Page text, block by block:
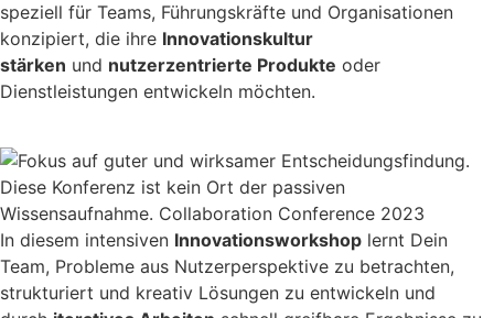
speziell für Teams, Führungskräfte und Organisationen
konzipiert, die ihre Innovationskultur
stärken und nutzerzentrierte Produkte oder
Dienstleistungen entwickeln möchten.
In diesem intensiven Innovationsworkshop lernt Dein
Team, Probleme aus Nutzerperspektive zu betrachten,
strukturiert und kreativ Lösungen zu entwickeln und